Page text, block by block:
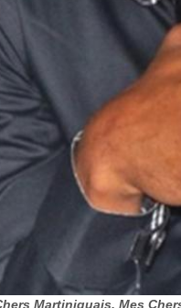
Martiniquais, Mes